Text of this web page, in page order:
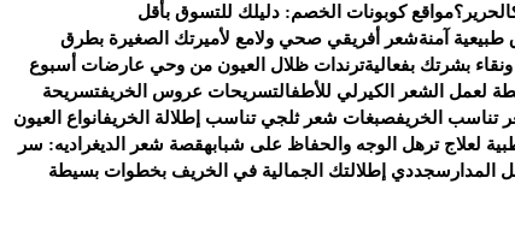
مواقع كوبونات الخصم: دليلك للتسوق بأقل
آمنةشعر أفريقي صحي ولامع لأميرتك الصغيرة بطرق
بشرتك بفعاليةترندات ظلال العيون من وحي عارضات أسبوع
لعمل الشعر الكيرلي للأطفالتسريحات عروس الخريفتسريحة
تناسب الخريفصبغات شعر ثلجي تناسب إطلالة الخريفانواع العيون
لعلاج ترهل الوجه والحفاظ على شبابهقصة شعر الديغراديه: سر
المدارسجددي إطلالتك الجمالية في الخريف بخطوات بسيطة